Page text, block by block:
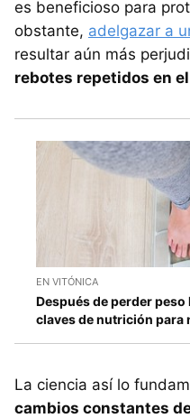
es beneficioso para
obstante, adelgazar a
resultar aún más
rebotes repetidos en
EN VITÓNICA
Después de perder
claves de nutrición para
La ciencia así lo
cambios constantes